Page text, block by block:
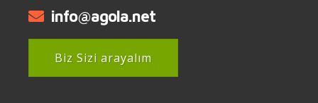
info@agola.net
Biz Sizi arayalım